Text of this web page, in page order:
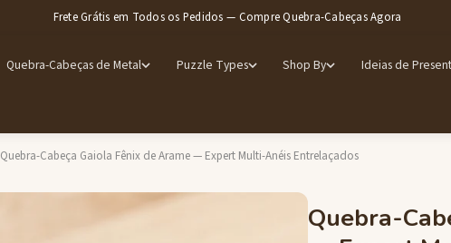
Frete Grátis em Todos os Pedidos — Compre Quebra-Cabeças Agora
Quebra-Cabeças de Metal Puzzle Types Shop By Ideias de
Quebra-Cabeça Gaiola Fênix de Arame — Expert Multi-Anéis Entrelaçados
Quebra-